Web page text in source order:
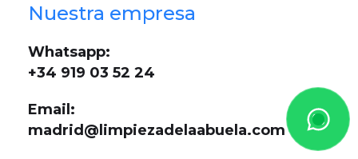
Nuestra empresa
Whatsapp:
+34 919 03 52 24
Email:
madrid@limpiezadelaabuela.com